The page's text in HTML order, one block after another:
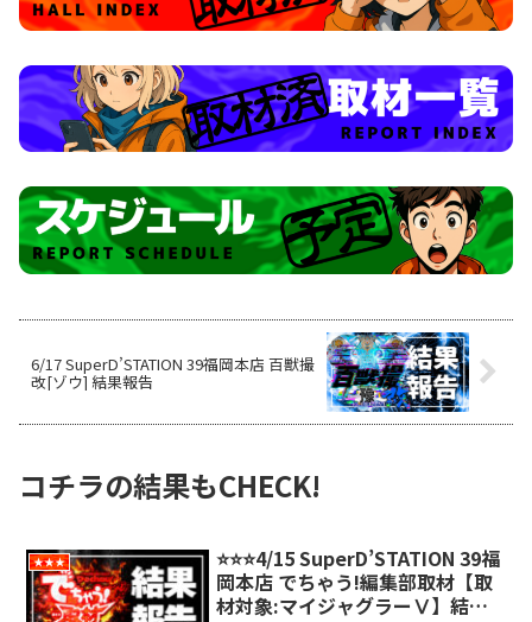
6/17 SuperD’STATION 39福岡本店 百獣撮
改[ゾウ] 結果報告
コチラの結果もCHECK!
★★★
⭐️⭐️⭐️4/15 SuperD’STATION 39福
岡本店 でちゃう!編集部取材【取
材対象:マイジャグラーⅤ】結果